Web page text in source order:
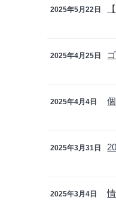
2025年5月22日
2025年4月25日
2025年4月4日
2025年3月31日
2025年3月4日